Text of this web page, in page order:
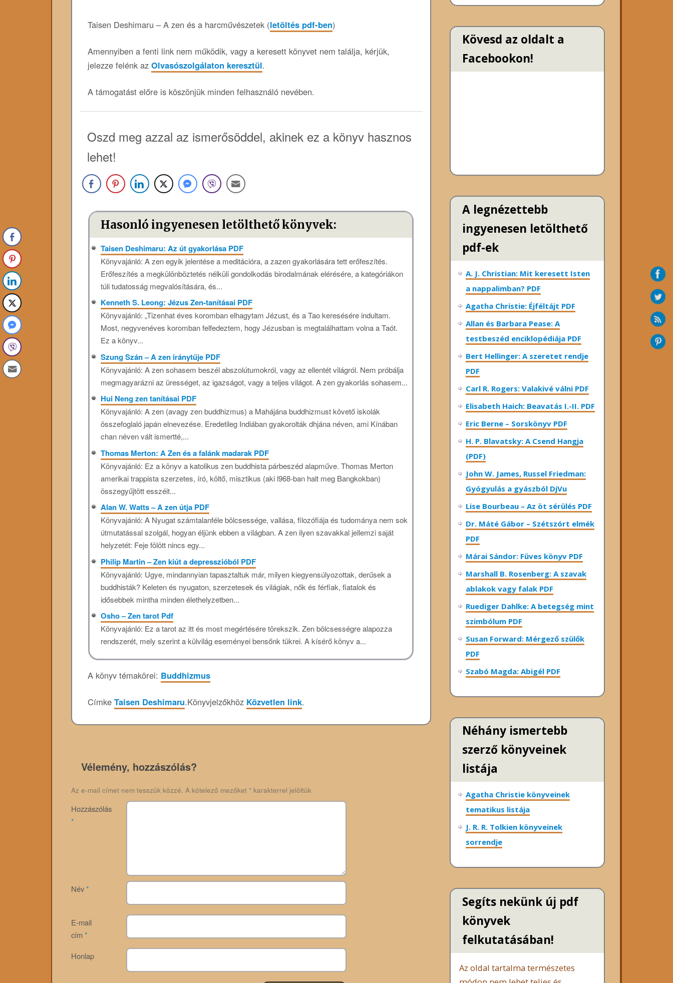
Taisen Deshimaru – A zen és a harcművészetek (letöltés pdf-ben)
Amennyiben a fenti link nem működik, vagy a keresett könyvet nem találja, kérjük,
jelezze felénk az Olvasószolgálaton keresztül.
A támogatást előre is köszönjük minden felhasználó nevében.
Oszd meg azzal az ismerősöddel, akinek ez a könyv hasznos
lehet!
Hasonló ingyenesen letölthető könyvek:
Taisen Deshimaru: Az út gyakorlása PDF
Könyvajánló: A zen egyik jelentése a meditációra, a zazen gyakorlására tett erőfeszítés.
Erőfeszítés a megkülönböztetés nélküli gondolkodás birodalmának elérésére, a kategóriákon
túli tudatosság megvalósítására, és...
Kenneth S. Leong: Jézus Zen-tanításai PDF
Könyvajánló: „Tizenhat éves koromban elhagytam Jézust, és a Tao keresésére indultam.
Most, negyvenéves koromban felfedeztem, hogy Jézusban is megtalálhattam volna a Taót.
Ez a könyv...
Szung Szán – A zen iránytűje PDF
Könyvajánló: A zen sohasem beszél abszolútumokról, vagy az ellentét világról. Nem próbálja
megmagyarázni az ürességet, az igazságot, vagy a teljes világot. A zen gyakorlás sohasem...
Hui ​Neng zen tanításai PDF
Könyvajánló: A zen (avagy zen buddhizmus) a Mahájána buddhizmust követő iskolák
összefoglaló japán elnevezése. Eredetileg Indiában gyakorolták dhjána néven, ami Kínában
chan néven vált ismertté,...
Thomas Merton: A Zen és a falánk madarak PDF
Könyvajánló: Ez a könyv a katolikus zen buddhista párbeszéd alapműve. Thomas Merton
amerikai trappista szerzetes, író, költő, misztikus (aki l968-ban halt meg Bangkokban)
összegyűjtött esszéit...
Alan W. Watts – A zen útja PDF
Könyvajánló: A Nyugat számtalanféle bölcsessége, vallása, filozófiája és tudománya nem sok
útmutatással szolgál, hogyan éljünk ebben a világban. A zen ilyen szavakkal jellemzi saját
helyzetét: Feje fölött nincs egy...
Philip Martin – Zen kiút a depresszióból PDF
Könyvajánló: Ugye, mindannyian tapasztaltuk már, milyen kiegyensúlyozottak, derűsek a
buddhisták? Keleten és nyugaton, szerzetesek és világiak, nők és férfiak, fiatalok és
idősebbek mintha minden élethelyzetben...
Osho – Zen tarot Pdf
Könyvajánló: Ez a tarot az itt és most megértésére törekszik. Zen bölcsességre alapozza
rendszerét, mely szerint a külvilág eseményei bensőnk tükrei. A kísérő könyv a...
A könyv témakörei: Buddhizmus
Címke Taisen Deshimaru.Könyvjelzőkhöz Közvetlen link.
Vélemény, hozzászólás?
Az e-mail címet nem tesszük közzé. A kötelező mezőket *karakterrel jelöltük
Hozzászólás
*
Név*
E-mail
cím*
Honlap
Kövesd az oldalt a
Facebookon!
A legnézettebb
ingyenesen letölthető
pdf-ek
A. J. Christian: Mit keresett Isten
a nappalimban? PDF
Agatha Christie: Éjféltájt PDF
Allan és Barbara Pease: A
testbeszéd enciklopédiája PDF
Bert Hellinger: A ​szeretet rendje
PDF
Carl R. Rogers: Valakivé válni PDF
Elisabeth Haich: Beavatás I.-II. PDF
Eric Berne – Sorskönyv PDF
H. P. Blavatsky: A Csend Hangja
(PDF)
John W. James, Russel Friedman:
Gyógyulás a gyászból DjVu
Lise Bourbeau – Az öt sérülés PDF
Dr. Máté Gábor – Szétszórt elmék
PDF
Márai Sándor: Füves könyv PDF
Marshall B. Rosenberg: A szavak
ablakok vagy falak PDF
Ruediger Dahlke: A betegség mint
szimbólum PDF
Susan Forward: Mérgező szülők
PDF
Szabó Magda: Abigél PDF
Néhány ismertebb
szerző könyveinek
listája
Agatha Christie könyveinek
tematikus listája
J. R. R. Tolkien könyveinek
sorrendje
Segíts nekünk új pdf
könyvek
felkutatásában!
Az oldal tartalma természetes